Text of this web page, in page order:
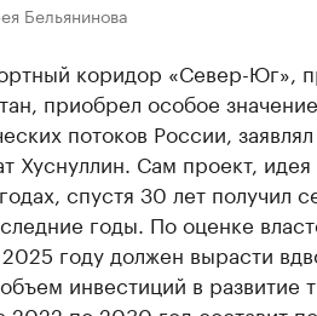
Бельянинова
коридор «Север-Юг»,
приобрел особое
потоков России,
Хуснуллин. Сам проект, идея
спустя 30 лет получил
годы. По оценке
году должен вырасти
инвестиций в развитие